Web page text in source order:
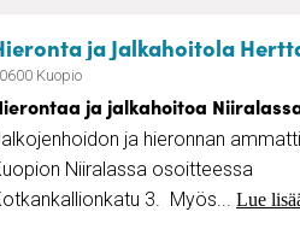
ja Jalkahoitola
Kuopio
ja jalkahoitoa
ja hieronnan
Niiralassa osoitteessa
3. Myös... Lue